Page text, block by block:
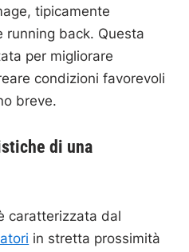
tipicamente
running back. Questa
per migliorare
condizioni favorevoli
breve.
di una
caratterizzata dal
in stretta prossimità